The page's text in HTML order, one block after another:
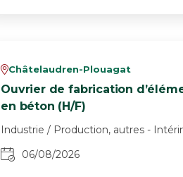
vChâtelaudren-Plouagat
Ouvrier de fabrication
en béton (H/F)
Industrie / Production, autres -
06/08/2026